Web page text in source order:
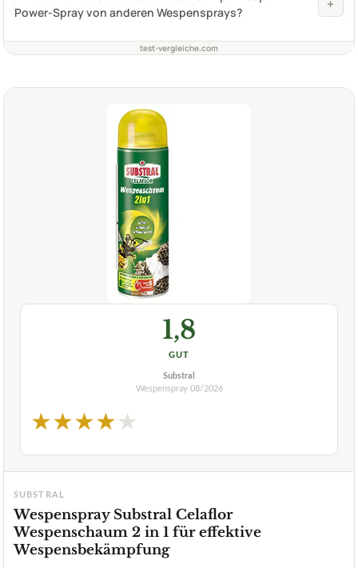
Power-Spray von anderen Wespensprays?
+
test-vergleiche.com
1,8
GUT
Substral
Wespenspray 08/2026
★★★★★
SUBSTRAL
Wespenspray Substral Celaflor
Wespenschaum 2 in 1 für effektive
Wespensbekämpfung